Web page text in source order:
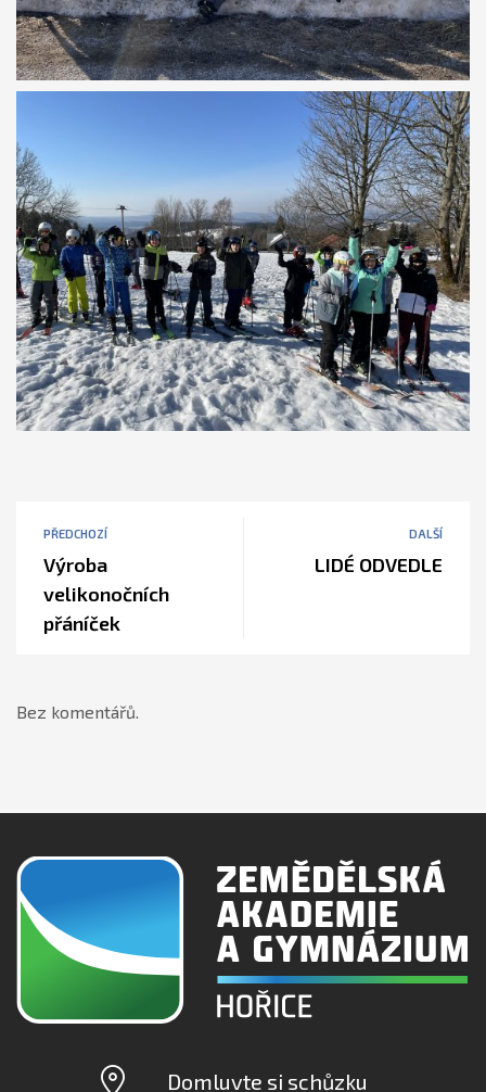
PŘEDCHOZÍ
Výroba
velikonočních
přáníček
DALŠÍ
LIDÉ ODVEDLE
Bez komentářů.
Domluvte si schůzku